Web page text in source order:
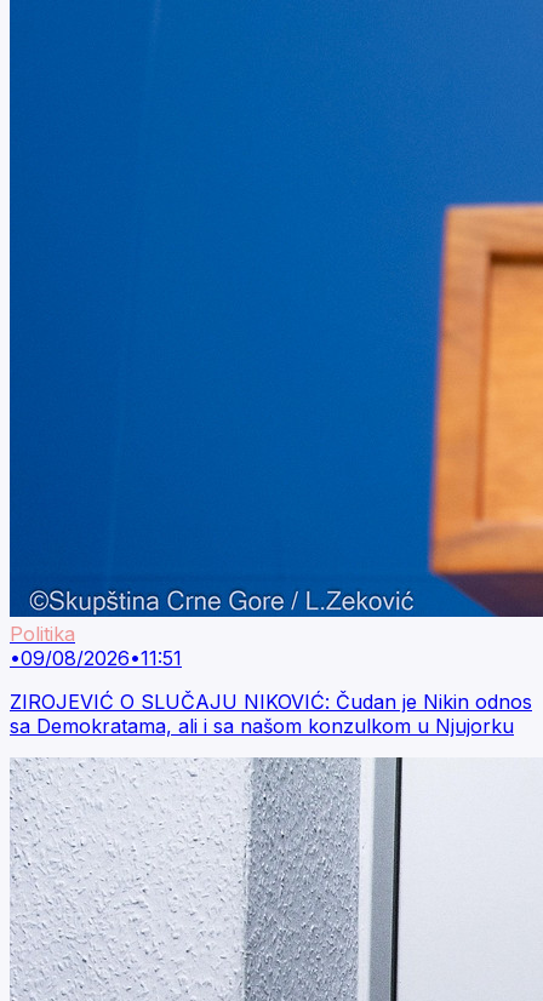
Politika
•09/08/2026•11:51
ZIROJEVIĆ O SLUČAJU NIKOVIĆ: Čudan je Nikin odnos
sa Demokratama, ali i sa našom konzulkom u Njujorku